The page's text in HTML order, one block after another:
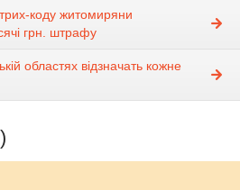
коду житомиряни
грн. штрафу
областях відзначать кожне